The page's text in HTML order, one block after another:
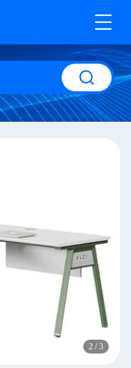
2 / 3